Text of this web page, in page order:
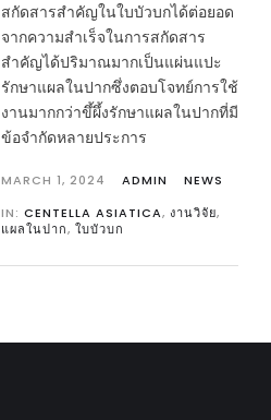
สกัดสารสำคัญในใบบัวบกได้ต่อยอด
จากความสำเร็จในการสกัดสาร
สำคัญได้ปริมาณมากเป็นแผ่นแปะ
รักษาแผลในปากซึ่งตอบโจทย์การใช้
งานมากกว่าขึ้ผึ้งรักษาแผลในปากที่มี
ข้อจำกัดหลายประการ
MARCH 1, 2024 ADMIN
NEWS
IN: CENTELLA ASIATICA, งานวิจัย,
แผลในปาก, ใบบัวบก